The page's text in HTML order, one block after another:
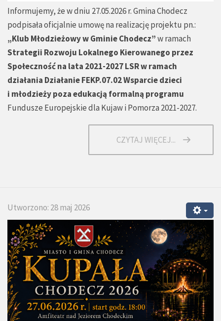
Informujemy, że w dniu 27.05.2026 r. Gmina Chodecz
podpisała oficjalnie umowę na realizację projektu pn.:
„Klub Młodzieżowy w Gminie Chodecz”w ramach
Strategii Rozwoju Lokalnego Kierowanego przez
Społeczność na lata 2021-2027 LSR w ramach
działania Działanie FEKP.07.02 Wsparcie dzieci
i młodzieży poza edukacją formalną programu
Fundusze Europejskie dla Kujaw i Pomorza 2021-2027.
CZYTAJ WIĘCEJ...
Utworzono: 28 maj 2026